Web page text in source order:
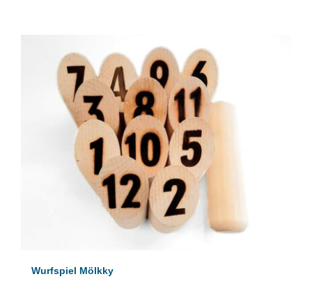
Wurfspiel Mölkky